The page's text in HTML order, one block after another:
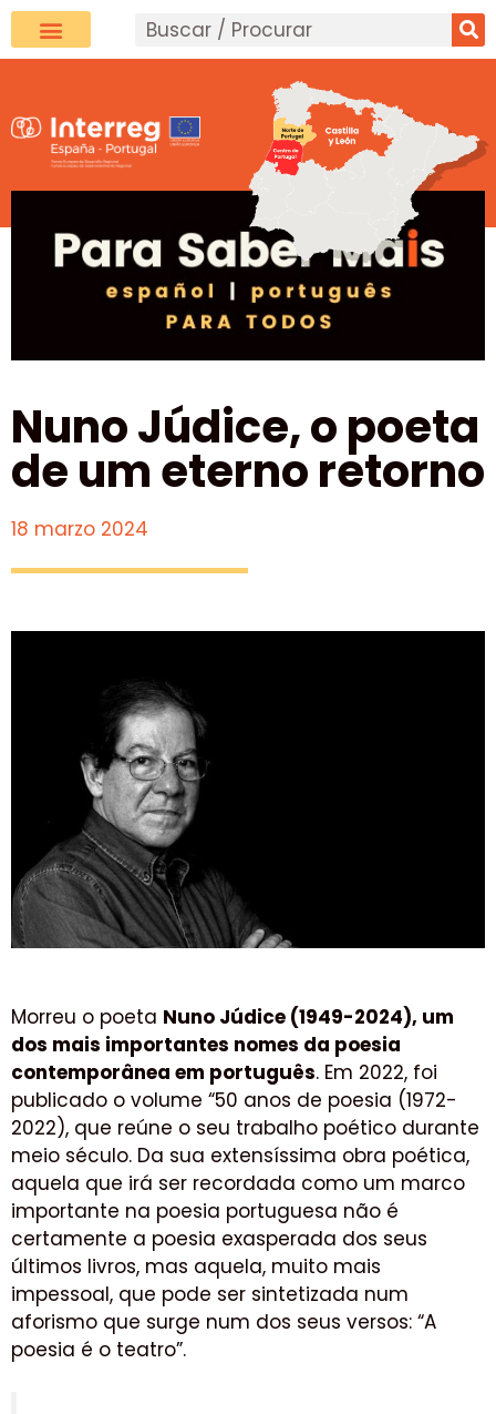
Nuno Júdice, o poeta
de um eterno retorno
18 marzo 2024
Morreu o poeta Nuno Júdice (1949-2024), um
dos mais importantes nomes da poesia
contemporânea em português. Em 2022, foi
publicado o volume “50 anos de poesia (1972-
2022), que reúne o seu trabalho poético durante
meio século. Da sua extensíssima obra poética,
aquela que irá ser recordada como um marco
importante na poesia portuguesa não é
certamente a poesia exasperada dos seus
últimos livros, mas aquela, muito mais
impessoal, que pode ser sintetizada num
aforismo que surge num dos seus versos: “A
poesia é o teatro”.